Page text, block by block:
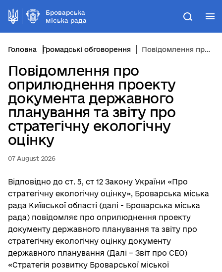
Броварська
міська рада
Пошук
Головна Громадські обговорення Повідомлення про оприлюднення проекту документа державного планування та звіту про стратегічну екологічну оцінку
Повідомлення про
оприлюднення проекту
документа державного
планування та звіту про
стратегічну екологічну
оцінку
07 August 2026
Відповідно до ст. 5, ст 12 Закону України «Про
стратегічну екологічну оцінку», Броварська міська
рада Київської області (далі - Броварська міська
рада) повідомляє про оприлюднення проекту
документу державного планування та звіту про
стратегічну екологічну оцінку документу
державного планування (Далі – Звіт про СЕО)
«Стратегія розвитку Броварської міської